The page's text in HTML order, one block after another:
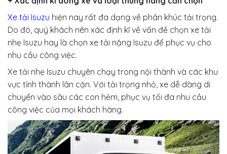
Xe tải Isuzu hiện nay rất đa dạng về phân khúc tải trọng.
Do đó, quý khách nên xác định kĩ về vấn đề chọn xe tải
nhẹ Isuzu hay là chọn xe tải nặng Isuzu để phục vụ cho
nhu cầu công việc.
Xe tải nhẹ Isuzu chuyên chạy trong nội thành và các khu
vực tỉnh thành lân cận. Với tải trọng nhỏ, xe dễ dàng di
chuyển vào sâu các con hẻm, phục vụ tối đa nhu cầu
công việc của mọi khách hàng.